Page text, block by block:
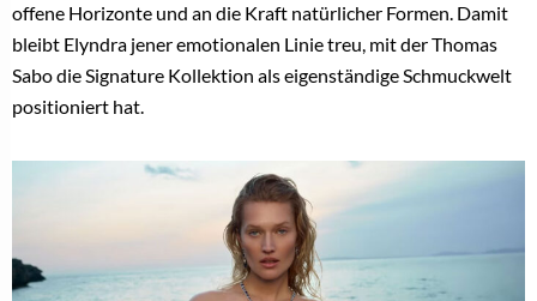
offene Horizonte und an die Kraft natürlicher Formen. Damit
bleibt Elyndra jener emotionalen Linie treu, mit der Thomas
Sabo die Signature Kollektion als eigenständige Schmuckwelt
positioniert hat.